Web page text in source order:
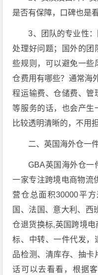
是否有保障，口碑也是
3、团队的专业性
处理好问题；国外的团
些规则，可以避免一些
仓费用有哪些？通常海
程运输费、仓储费、管
等服务的话，也会产生
比较透明清晰的，不用
二、英国海外仓一
GBA英国海外仓一
一家专注跨境电商物流
营仓总面积30000平
国、法国、意大利、西
仓退货换标,英国跨境
标、中转、一件代发，
品检测、清库存、抽卡
话可以去看看，根据